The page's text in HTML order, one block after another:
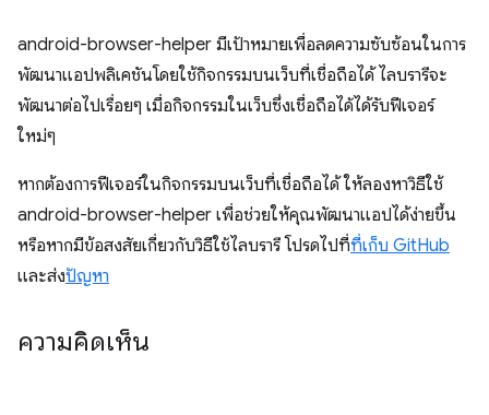
android-browser-helper มีเป้าหมายเพื่อลดความซับซ้อนในการ
พัฒนาแอปพลิเคชันโดยใช้กิจกรรมบนเว็บที่เชื่อถือได้ ไลบรารีจะ
พัฒนาต่อไปเรื่อยๆ เมื่อกิจกรรมในเว็บซึ่งเชื่อถือได้ได้รับฟีเจอร์
ใหม่ๆ
หากต้องการฟีเจอร์ในกิจกรรมบนเว็บที่เชื่อถือได้ ให้ลองหาวิธีใช้
android-browser-helper เพื่อช่วยให้คุณพัฒนาแอปได้ง่ายขึ้น
หรือหากมีข้อสงสัยเกี่ยวกับวิธีใช้ไลบรารี โปรดไปที่ที่เก็บ GitHub
และส่งปัญหา
ความคิดเห็น